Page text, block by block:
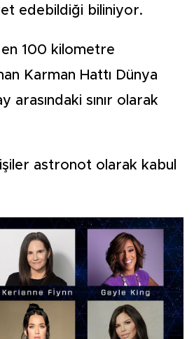
edebildiği biliniyor.
100 kilometre
Karman Hattı Dünya
arasındaki sınır olarak
astronot olarak kabul